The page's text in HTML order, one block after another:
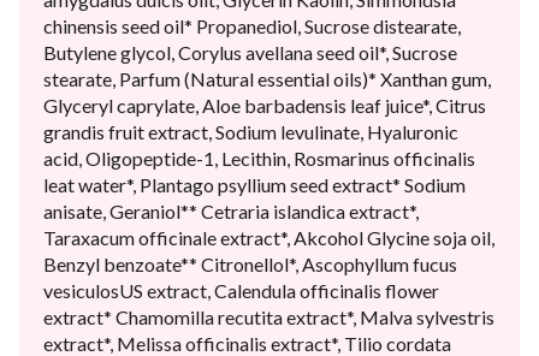
chinensis seed oil* Propanediol, Sucrose distearate,
Butylene glycol, Corylus avellana seed oil*, Sucrose
stearate, Parfum (Natural essential oils)* Xanthan gum,
Glyceryl caprylate, Aloe barbadensis leaf juice*, Citrus
grandis fruit extract, Sodium levulinate, Hyaluronic
acid, Oligopeptide-1, Lecithin, Rosmarinus officinalis
leat water*, Plantago psyllium seed extract* Sodium
anisate, Geraniol** Cetraria islandica extract*,
Taraxacum officinale extract*, Akcohol Glycine soja oil,
Benzyl benzoate** Citronellol*, Ascophyllum fucus
vesiculosUS extract, Calendula officinalis flower
extract* Chamomilla recutita extract*, Malva sylvestris
extract*, Melissa officinalis extract*, Tilio cordata